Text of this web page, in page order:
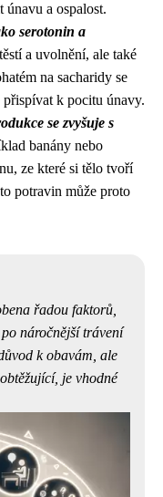
a ospalost.
serotonin a
a uvolnění, ale také
na sacharidy se
k pocitu únavy.
se zvyšuje s
banány nebo
ze které si tělo tvoří
potravin může proto
řadou faktorů,
náročnější trávení
k obavám, ale
je vhodné